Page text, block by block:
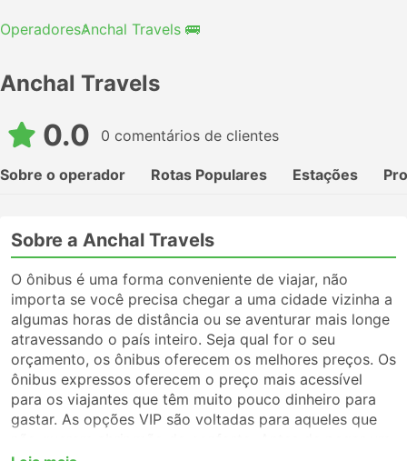
OperadoresAnchal Travels 🚌
Anchal Travels
0.0 0 comentários de clientes
Sobre o operador Rotas Populares Estações
Sobre a Anchal Travels
O ônibus é uma forma conveniente de viajar, não
importa se você precisa chegar a uma cidade vizinha a
algumas horas de distância ou se aventurar mais longe
atravessando o país inteiro. Seja qual for o seu
orçamento, os ônibus oferecem os melhores preços. Os
ônibus expressos oferecem o preço mais acessível
para os viajantes que têm muito pouco dinheiro para
gastar. As opções VIP são voltadas para aqueles que